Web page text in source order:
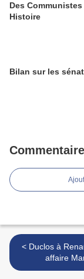
Des
Histoire
Bilan sur les
< Duclos à Renaud Jean,
affaire